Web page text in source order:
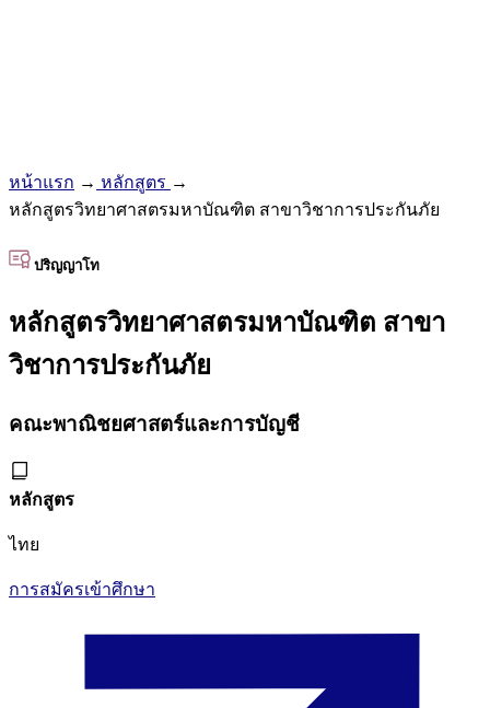
หน้าแรก → หลักสูตร →
หลักสูตรวิทยาศาสตรมหาบัณฑิต สาขาวิชาการประกันภัย
ปริญญาโท
หลักสูตรวิทยาศาสตรมหาบัณฑิต สาขา
วิชาการประกันภัย
คณะพาณิชยศาสตร์และการบัญชี
หลักสูตร
ไทย
การสมัครเข้าศึกษา